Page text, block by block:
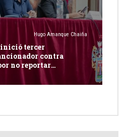
Hugo Amanque Chaiña
tercer
contra
no reportar